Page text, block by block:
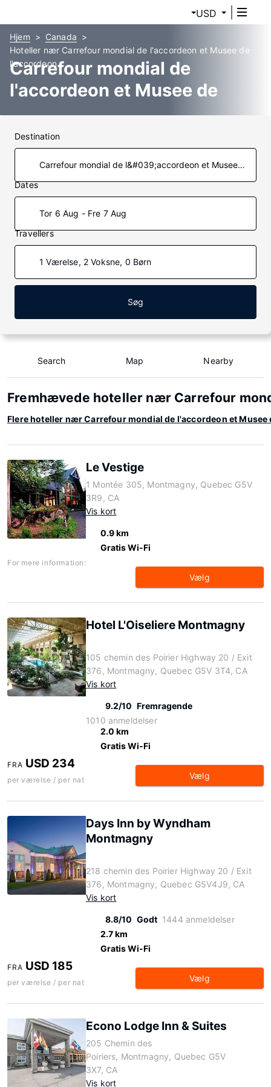
USD
Hjem
Canada
Hoteller nær Carrefour mondial de l'accordeon et Musee de
l'accordeon
Carrefour mondial de
l'accordeon et Musee de
l'accordeon Hoteller
Destination
Dates
Tor 6 Aug - Fre 7 Aug
Travellers
1 Værelse, 2 Voksne, 0 Børn
Søg
Search Map Nearby
Fremhævede hoteller nær Carrefour
Flere hoteller nær Carrefour mondial de l'accordeon et Musee
Le Vestige
1 Montée 305, Montmagny, Quebec G5V
3R9, CA
Vis kort
0.9 km
Gratis Wi-Fi
For mere information:
Vælg
Hotel L'Oiseliere Montmagny
105 chemin des Poirier Highway 20 / Exit
376, Montmagny, Quebec G5V 3T4, CA
Vis kort
9.2/10 Fremragende
1010 anmeldelser
2.0 km
Gratis Wi-Fi
FRA USD 234
per værelse / per nat Vælg
Days Inn by Wyndham
Montmagny
218 chemin des Poirier Highway 20 / Exit
376, Montmagny, Quebec G5V4J9, CA
Vis kort
8.8/10 Godt 1444 anmeldelser
2.7 km
Gratis Wi-Fi
FRA USD 185
per værelse / per nat Vælg
Econo Lodge Inn & Suites
205 Chemin des
Poiriers, Montmagny, Quebec G5V
3X7, CA
Vis kort